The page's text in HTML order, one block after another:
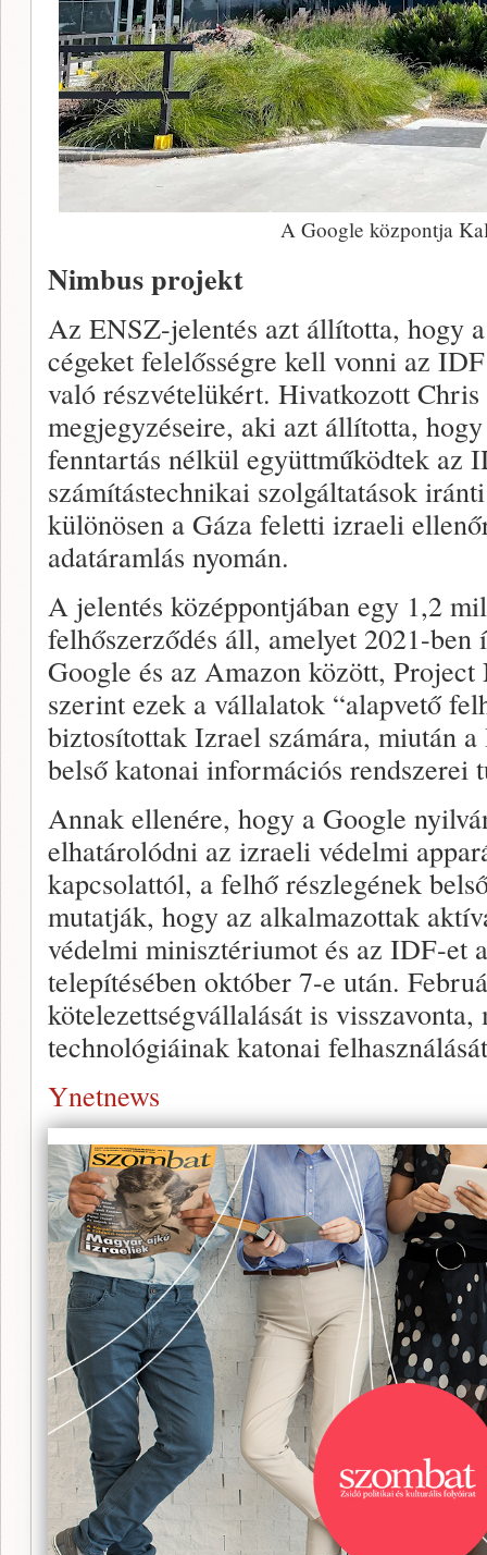
A Google központja
Nimbus projekt
Az ENSZ-jelentés azt állította, hogy
cégeket felelősségre kell vonni az
való részvételükért. Hivatkozott
megjegyzéseire, aki azt állította,
fenntartás nélkül együttműködtek az
számítástechnikai szolgáltatások
különösen a Gáza feletti izraeli
adatáramlás nyomán.
A jelentés középpontjában egy 1,2
felhőszerződés áll, amelyet 2021-
Google és az Amazon között,
szerint ezek a vállalatok “alapvető
biztosítottak Izrael számára, miután a
belső katonai információs rendszerei
Annak ellenére, hogy a Google
elhatárolódni az izraeli védelmi
kapcsolattól, a felhő részlegének
mutatják, hogy az alkalmazottak
védelmi minisztériumot és az IDF-et
telepítésében október 7-e után.
kötelezettségvállalását is
technológiáinak katonai
Ynetnews